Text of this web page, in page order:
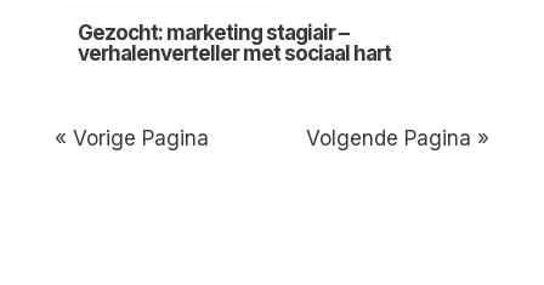
Gezocht: marketing stagiair –
verhalenverteller met sociaal hart
« Vorige Pagina Volgende Pagina »